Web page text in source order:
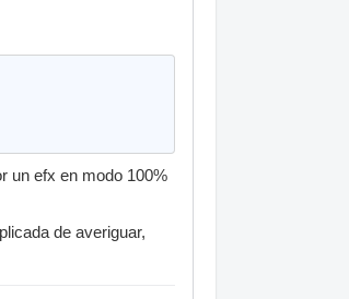
un efx en modo 100%
de averiguar,